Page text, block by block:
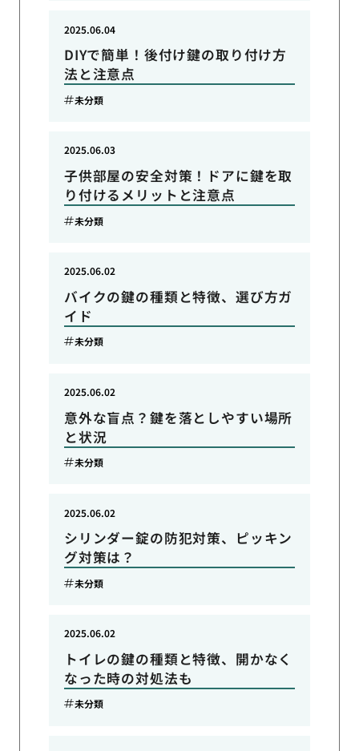
DIYで簡単！後付け鍵の取り付け方
法と注意点
2025.06.04
未分類
子供部屋の安全対策！ドアに鍵を取
り付けるメリットと注意点
2025.06.03
未分類
バイクの鍵の種類と特徴、選び方ガ
イド
2025.06.02
未分類
意外な盲点？鍵を落としやすい場所
と状況
2025.06.02
未分類
シリンダー錠の防犯対策、ピッキン
グ対策は？
2025.06.02
未分類
トイレの鍵の種類と特徴、開かなく
なった時の対処法も
2025.06.02
未分類